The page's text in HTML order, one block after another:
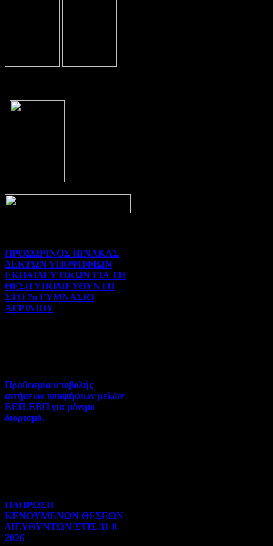
ΠΡΟΣΩΡΙΝΟΣ ΠΙΝΑΚΑΣ
ΔΕΚΤΩΝ ΥΠΟΨΗΦΙΩΝ
ΕΚΠΑΙΔΕΥΤΙΚΩΝ ΓΙΑ ΤΗ
ΘΕΣΗ ΥΠΟΔΙΕΥΘΥΝΤΗ
ΣΤΟ 7ο ΓΥΜΝΑΣΙΟ
ΑΓΡΙΝΙΟΥ
Προθεσμία υποβολής
αιτήσεων υποψήφιων μελών
ΕΕΠ-ΕΒΠ για μόνιμο
διορισμό.
ΠΛΗΡΩΣΗ
ΚΕΝΟΥΜΕΝΩΝ ΘΕΣΕΩΝ
ΔΙΕΥΘΥΝΤΩΝ ΣΤΙΣ 31-8-
2026